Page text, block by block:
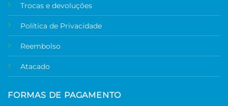
Trocas e devoluções
Política de Privacidade
Reembolso
Atacado
FORMAS DE PAGAMENTO